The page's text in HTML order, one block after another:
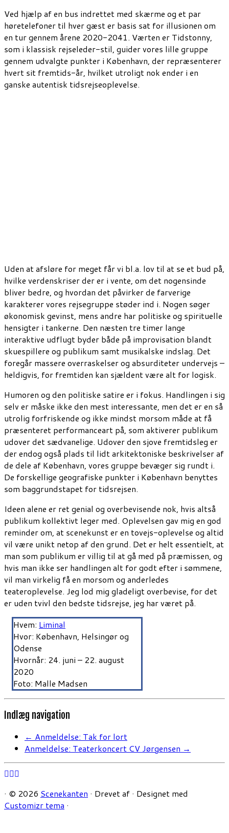
Ved hjælp af en bus indrettet med skærme og et par
høretelefoner til hver gæst er basis sat for illusionen om
en tur gennem årene 2020-2041. Værten er Tidstonny,
som i klassisk rejseleder-stil, guider vores lille gruppe
gennem udvalgte punkter i København, der repræsenterer
hvert sit fremtids-år, hvilket utroligt nok ender i en
ganske autentisk tidsrejseoplevelse.
Uden at afsløre for meget får vi bl.a. lov til at se et bud på,
hvilke verdenskriser der er i vente, om det nogensinde
bliver bedre, og hvordan det påvirker de farverige
karakterer vores rejsegruppe støder ind i. Nogen søger
økonomisk gevinst, mens andre har politiske og spirituelle
hensigter i tankerne. Den næsten tre timer lange
interaktive udflugt byder både på improvisation blandt
skuespillere og publikum samt musikalske indslag. Det
foregår massere overraskelser og absurditeter undervejs –
heldigvis, for fremtiden kan sjældent være alt for logisk.
Humoren og den politiske satire er i fokus. Handlingen i sig
selv er måske ikke den mest interessante, men det er en så
utrolig forfriskende og ikke mindst morsom måde at få
præsenteret performanceart på, som aktiverer publikum
udover det sædvanelige. Udover den sjove fremtidsleg er
der endog også plads til lidt arkitektoniske beskrivelser af
de dele af København, vores gruppe bevæger sig rundt i.
De forskellige geografiske punkter i København benyttes
som baggrundstapet for tidsrejsen.
Ideen alene er ret genial og overbevisende nok, hvis altså
publikum kollektivt leger med. Oplevelsen gav mig en god
reminder om, at scenekunst er en tovejs-oplevelse og altid
vil være unikt netop af den grund. Det er helt essentielt, at
man som publikum er villig til at gå med på præmissen, og
hvis man ikke ser handlingen alt for godt efter i sømmene,
vil man virkelig få en morsom og anderledes
teateroplevelse. Jeg lod mig gladeligt overbevise, for det
er uden tvivl den bedste tidsrejse, jeg har været på.
Hvem: Liminal
Hvor: København, Helsingør og
Odense
Hvornår: 24. juni – 22. august
2020
Foto: Malle Madsen
Indlæg navigation
← Anmeldelse: Tak for lort
Anmeldelse: Teaterkoncert CV Jørgensen →
· © 2026 Scenekanten · Drevet af · Designet med
Customizr tema ·